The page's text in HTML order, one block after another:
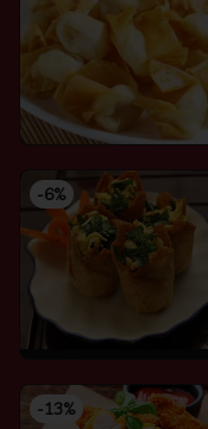
-6%
-13%